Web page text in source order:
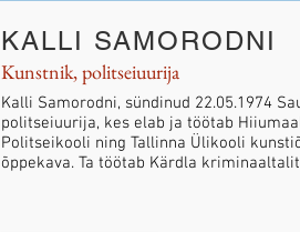
KALLI SAMORODNI
Kunstnik, politseiuurija
Kalli Samorodni, sündinud 22.05.1974
politseiuurija, kes elab ja töötab
Politseikooli ning Tallinna Ülikooli
õppekava. Ta töötab Kärdla